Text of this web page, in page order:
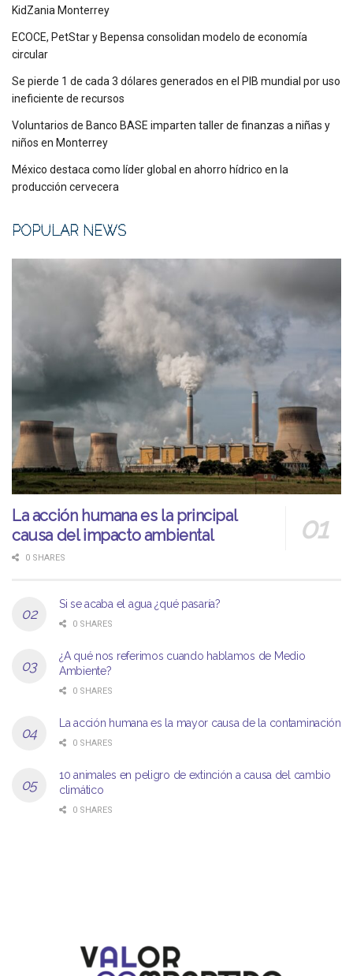
KidZania Monterrey
ECOCE, PetStar y Bepensa consolidan modelo de economía
circular
Se pierde 1 de cada 3 dólares generados en el PIB mundial por uso
ineficiente de recursos
Voluntarios de Banco BASE imparten taller de finanzas a niñas y
niños en Monterrey
México destaca como líder global en ahorro hídrico en la
producción cervecera
POPULAR NEWS
La acción humana es la principal
causa del impacto ambiental
0 SHARES
Si se acaba el agua ¿qué pasaría?
0 SHARES
¿A qué nos referimos cuando hablamos de Medio
Ambiente?
0 SHARES
La acción humana es la mayor causa de la contaminación
0 SHARES
10 animales en peligro de extinción a causa del cambio
climático
0 SHARES